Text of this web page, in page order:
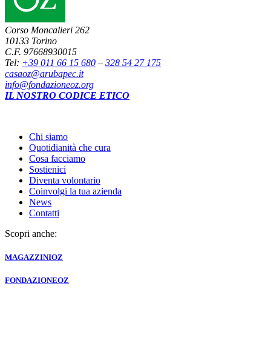
Corso Moncalieri 262
10133 Torino
C.F. 97668930015
Tel: +39 011 66 15 680 – 328 54 27 175
casaoz@arubapec.it
info@fondazioneoz.org
IL NOSTRO CODICE ETICO
Chi siamo
Quotidianità che cura
Cosa facciamo
Sostienici
Diventa volontario
Coinvolgi la tua azienda
News
Contatti
Scopri anche:
MAGAZZINIOZ
FONDAZIONEOZ